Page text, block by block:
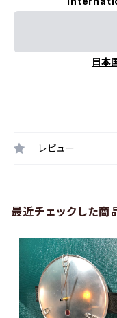
日本
レビュー
最近チェックした商